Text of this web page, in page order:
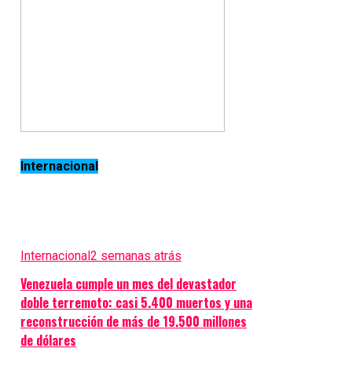
Internacional
Internacional 2 semanas atrás
Venezuela cumple un mes del devastador
doble terremoto: casi 5.400 muertos y una
reconstrucción de más de 19.500 millones
de dólares